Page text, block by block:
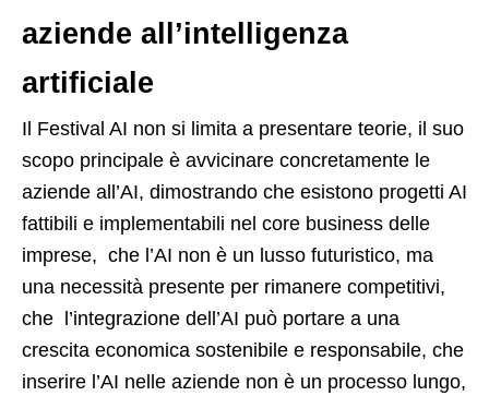
aziende all’intelligenza
artificiale
Il Festival AI non si limita a presentare teorie, il suo
scopo principale è avvicinare concretamente le
aziende all’AI, dimostrando che esistono progetti AI
fattibili e implementabili nel core business delle
imprese, che l’AI non è un lusso futuristico, ma
una necessità presente per rimanere competitivi,
che l’integrazione dell’AI può portare a una
crescita economica sostenibile e responsabile, che
inserire l’AI nelle aziende non è un processo lungo,